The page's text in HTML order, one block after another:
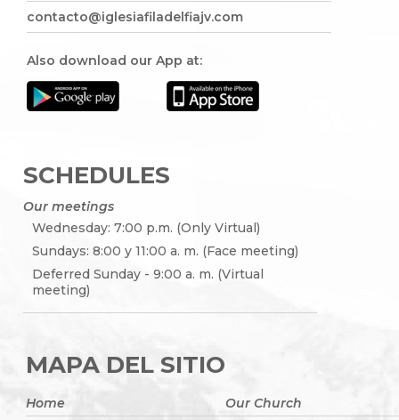
contacto@iglesiafiladelfiajv.com
Also download our App at:
SCHEDULES
Our meetings
Wednesday: 7:00 p.m. (Only Virtual)
Sundays: 8:00 y 11:00 a. m. (Face meeting)
Deferred Sunday - 9:00 a. m. (Virtual
meeting)
MAPA DEL SITIO
Home Our Church